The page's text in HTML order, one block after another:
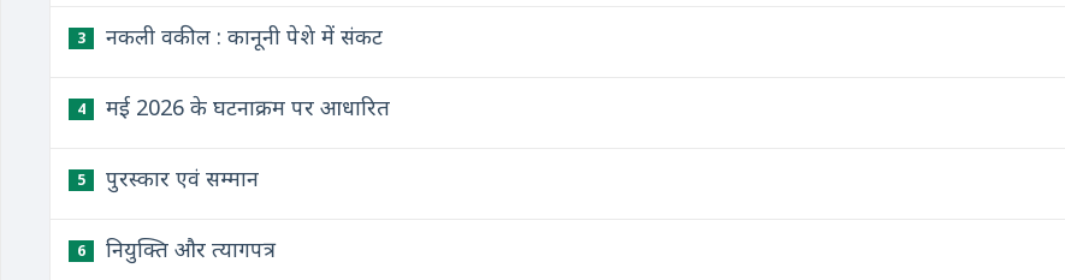
3 नकली वकील : कानूनी पेशे में संकट
4 मई 2026 के घटनाक्रम पर आधारित
5 पुरस्कार एवं सम्मान
6 नियुक्ति और त्यागपत्र